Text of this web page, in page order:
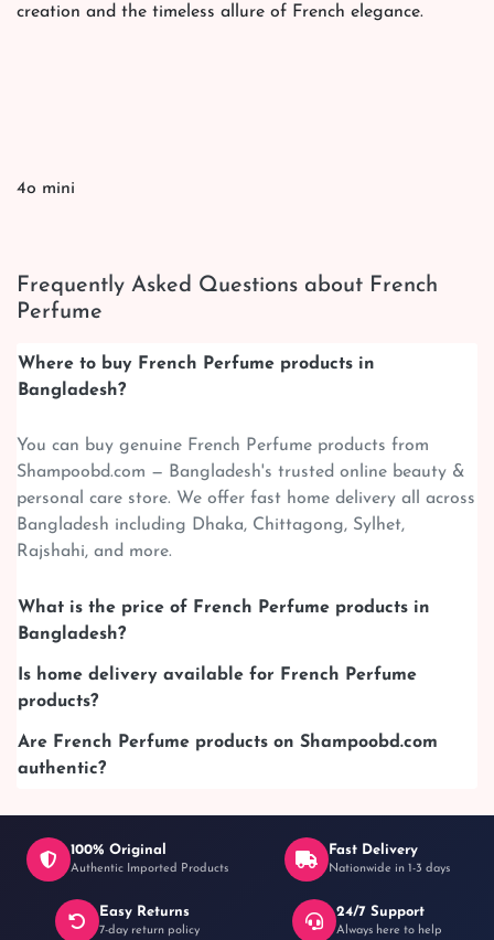
creation and the timeless allure of French elegance.
4o mini
Frequently Asked Questions about French
Perfume
Where to buy French Perfume products in
Bangladesh?
You can buy genuine French Perfume products from
Shampoobd.com — Bangladesh's trusted online beauty &
personal care store. We offer fast home delivery all across
Bangladesh including Dhaka, Chittagong, Sylhet,
Rajshahi, and more.
What is the price of French Perfume products in
Bangladesh?
Is home delivery available for French Perfume
products?
Are French Perfume products on Shampoobd.com
authentic?
100% Original
Authentic Imported Products
Fast Delivery
Nationwide in 1-3 days
Easy Returns
7-day return policy
24/7 Support
Always here to help